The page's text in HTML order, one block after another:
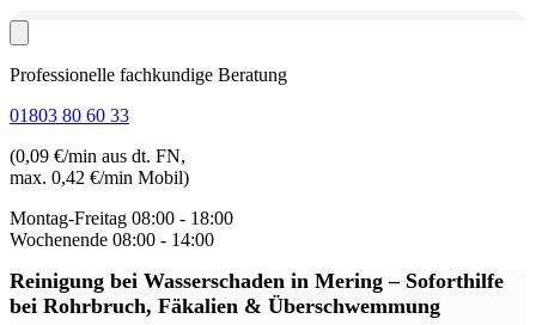
Professionelle fachkundige Beratung
01803 80 60 33
(0,09 €/min aus dt. FN,
max. 0,42 €/min Mobil)
Montag-Freitag 08:00 - 18:00
Wochenende 08:00 - 14:00
Reinigung bei Wasserschaden in Mering– Soforthilfe
bei Rohrbruch, Fäkalien & Überschwemmung